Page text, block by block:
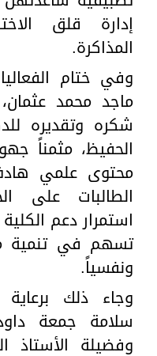
إدارة قلق
المذاكرة.
وفي ختام
ماجد محمد
شكره وتقديره
الحفيظ، مثمناً
محتوى علمي
الطالبات على
استمرار دعم
تسهم في تنمية
ونفسياً.
وجاء ذلك برعاية
سلامة جمعة
وفضيلة الأستاذ